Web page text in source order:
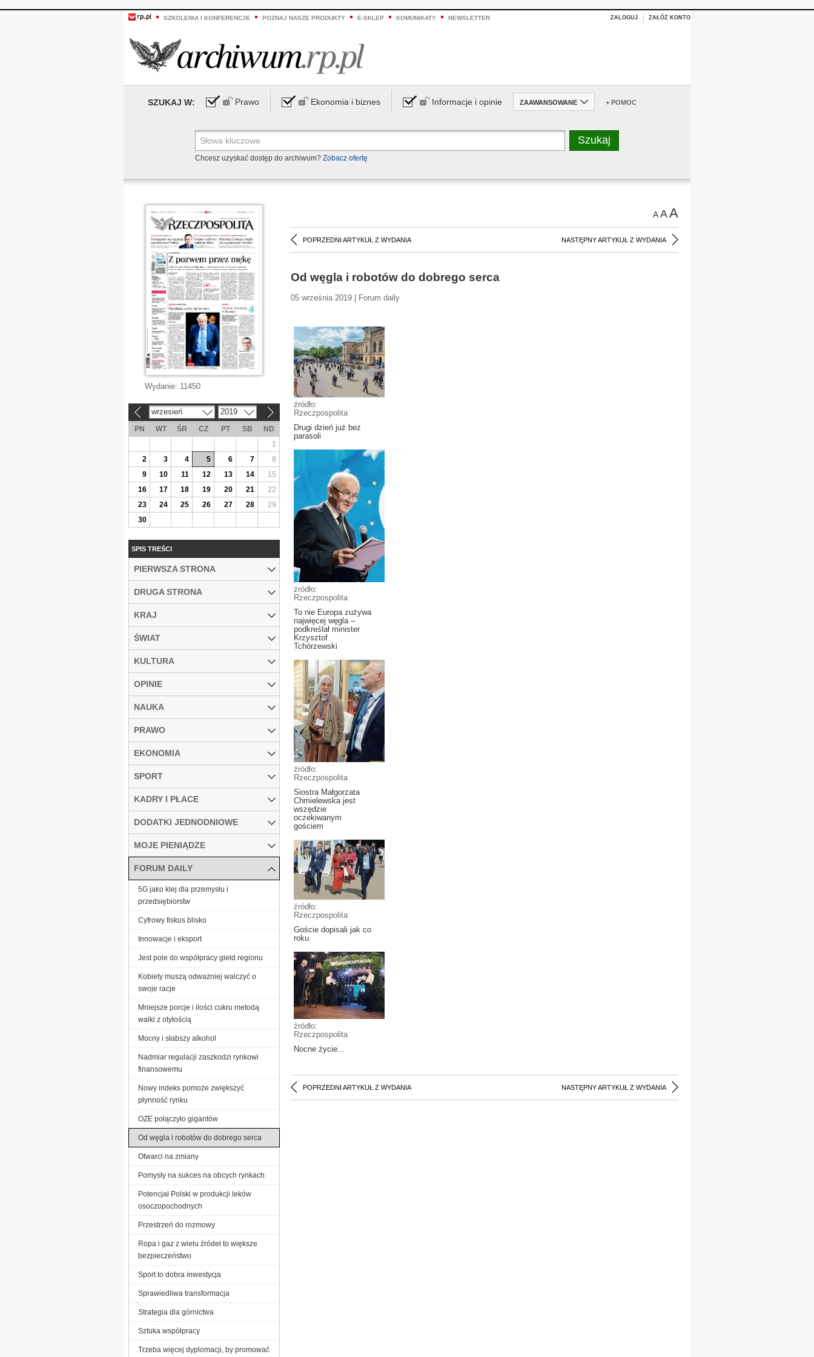
SZKOLENIA I KONFERENCJE POZNAJ NASZE PRODUKTY E-SKLEP KOMUNIKATY NEWSLETTER ZALOGUJ ZAŁÓŻ KONTO
SZUKAJ W: Prawo Ekonomia i biznes Informacje i opinie ZAAWANSOWANE + POMOC
Chcesz uzyskać dostęp do archiwum? Zobacz ofertę
AAA
POPRZEDNI ARTYKUŁ Z WYDANIA NASTĘPNY ARTYKUŁ Z WYDANIA
Od węgla i robotów do dobrego serca
05 września 2019 | Forum daily
źródło:
Rzeczpospolita
Drugi dzień już bez
parasoli
źródło:
Rzeczpospolita
To nie Europa zużywa
najwięcej węgla –
podkreślał minister
Krzysztof
Tchórzewski
źródło:
Rzeczpospolita
Siostra Małgorzata
Chmielewska jest
wszędzie
oczekiwanym
gościem
źródło:
Rzeczpospolita
Goście dopisali jak co
roku
źródło:
Rzeczpospolita
Nocne życie...
POPRZEDNI ARTYKUŁ Z WYDANIA NASTĘPNY ARTYKUŁ Z WYDANIA
Wydanie: 11450
wrzesień 2019
PN WT ŚR CZ PT SB
ND
1
2
3 4 5 6 7
8
9
10 11 12 13 14
15
16
17 18 19 20 21
22
23
24 25 26 27 28
29
30
SPIS TREŚCI
PIERWSZA STRONA
DRUGA STRONA
KRAJ
ŚWIAT
KULTURA
OPINIE
NAUKA
PRAWO
EKONOMIA
SPORT
KADRY I PŁACE
DODATKI JEDNODNIOWE
MOJE PIENIĄDZE
FORUM DAILY
5G jako klej dla przemysłu i
przedsiębiorstw
Cyfrowy fiskus blisko
Innowacje i eksport
Jest pole do współpracy giełd regionu
Kobiety muszą odważniej walczyć o
swoje racje
Mniejsze porcje i ilości cukru metodą
walki z otyłością
Mocny i słabszy alkohol
Nadmiar regulacji zaszkodzi rynkowi
finansowemu
Nowy indeks pomoże zwiększyć
płynność rynku
OZE połączyło gigantów
Od węgla i robotów do dobrego serca
Otwarci na zmiany
Pomysły na sukces na obcych rynkach
Potencjał Polski w produkcji leków
osoczopochodnych
Przestrzeń do rozmowy
Ropa i gaz z wielu źródeł to większe
bezpieczeństwo
Sport to dobra inwestycja
Sprawiedliwa transformacja
Strategia dla górnictwa
Sztuka współpracy
Trzeba więcej dyplomacji, by promować